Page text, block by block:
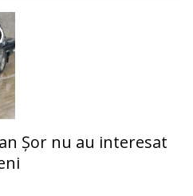
Șor nu au interesat